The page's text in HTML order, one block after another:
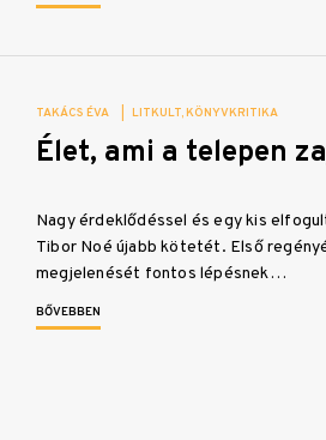
TAKÁCS ÉVA LITKULT KÖNYVKRITIKA
Élet, ami a telepen
Nagy érdeklődéssel és egy kis
Tibor Noé újabb kötetét. Első
megjelenését fontos lépésnek…
BŐVEBBEN